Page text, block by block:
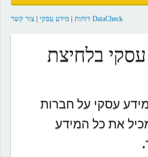
DataCheck דוחות | מידע עסקי| צור קשר
בלחיצת
עסקי על חברות
את כל המידע